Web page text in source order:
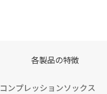
各製品の特徴
コンプレッションソックス